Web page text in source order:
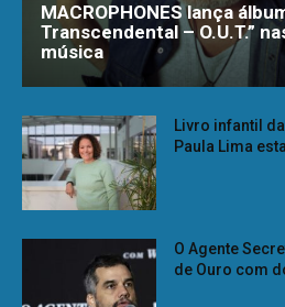
MACROPHONES lança
Transcendental – O.U.T.”
música
Livro infantil
Paula Lima
O Agente
de Ouro com